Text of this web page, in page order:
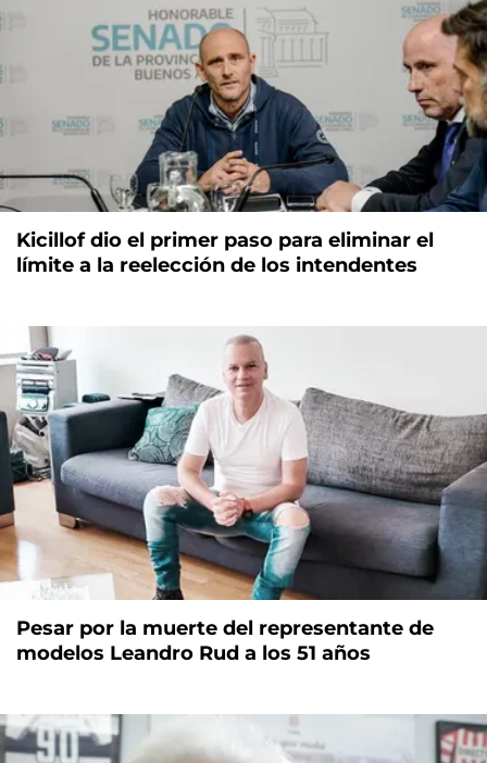
Kicillof dio el primer paso para eliminar el
límite a la reelección de los intendentes
Pesar por la muerte del representante de
modelos Leandro Rud a los 51 años